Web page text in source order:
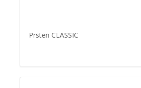
Prsten CLASSIC